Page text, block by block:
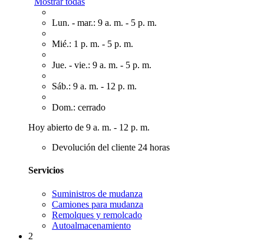
Lun. - mar.: 9 a. m. - 5 p. m.
Mié.: 1 p. m. - 5 p. m.
Jue. - vie.: 9 a. m. - 5 p. m.
Sáb.: 9 a. m. - 12 p. m.
Dom.: cerrado
Hoy abierto de 9 a. m. - 12 p. m.
Devolución del cliente 24 horas
Servicios
Suministros de mudanza
Camiones para mudanza
Remolques y remolcado
Autoalmacenamiento
2